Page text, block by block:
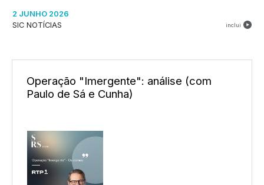
2 JUNHO 2026
SIC NOTÍCIAS
inclui
Operação "Imergente": análise (com
Paulo de Sá e Cunha)